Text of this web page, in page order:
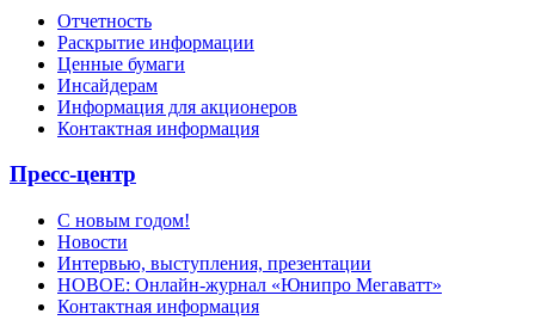
Отчетность
Раскрытие информации
Ценные бумаги
Инсайдерам
Информация для акционеров
Контактная информация
Пресс-центр
С новым годом!
Новости
Интервью, выступления, презентации
НОВОЕ: Онлайн-журнал «Юнипро Мегаватт»
Контактная информация